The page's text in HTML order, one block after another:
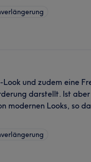
und zudem eine
darstellt. Ist
modernen Looks, so